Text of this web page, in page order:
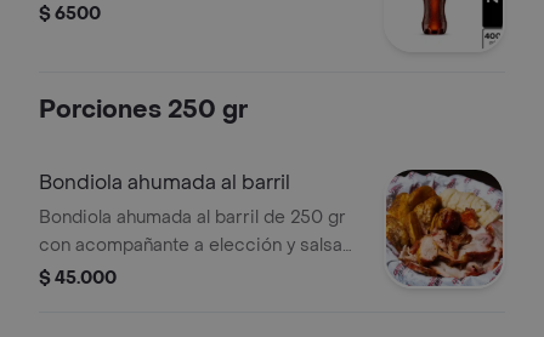
$ 6500
Porciones 250 gr
Bondiola ahumada al barril
Bondiola ahumada al barril de 250 gr
con acompañante a elección y salsas
de la casa. Incluye papas criollas y
$ 45.000